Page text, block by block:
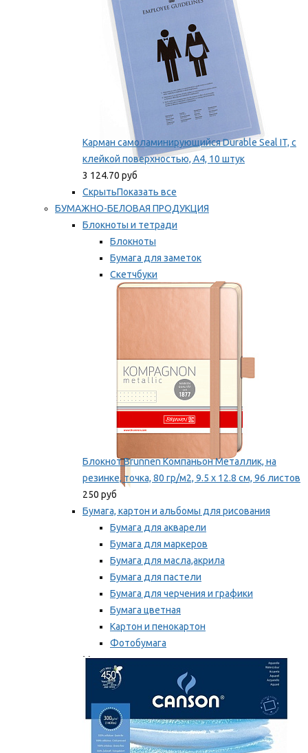
Карман самоламинирующийся Durable Seal IT, с
клейкой поверхностью, A4, 10 штук
3 124.70 руб
СкрытьПоказать все
БУМАЖНО-БЕЛОВАЯ ПРОДУКЦИЯ
Блокноты и тетради
Блокноты
Бумага для заметок
Скетчбуки
Тетради
Блокнот Brunnen Компаньон Металлик, на
резинке, точка, 80 гр/м2, 9.5 х 12.8 см, 96 листов
250 руб
Бумага, картон и альбомы для рисования
Бумага для акварели
Бумага для маркеров
Бумага для масла,акрила
Бумага для пастели
Бумага для черчения и графики
Бумага цветная
Картон и пенокартон
Фотобумага
Мы рекомендуем